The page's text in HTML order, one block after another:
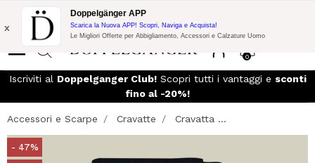
Promo Flash:
10% di Extra Sconto su 300€ di Acquisto con codice:
DOPPEL300
0
x
Doppelgänger APP
Scarica la Nuova APP! Scopri, Naviga e Acquista!
Le Migliori Offerte per Abbigliamento, Accessori e Calzature Uomo
Iscriviti al Doppelganger Club!Scopri tutti i vantaggi e sconti
fino al -20%!
Accessori e Scarpe Cravatte Cravatta ...
- 47%